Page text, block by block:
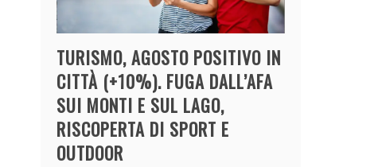
TURISMO, AGOSTO POSITIVO IN
CITTÀ (+10%). FUGA DALL’AFA
SUI MONTI E SUL LAGO,
RISCOPERTA DI SPORT E
OUTDOOR